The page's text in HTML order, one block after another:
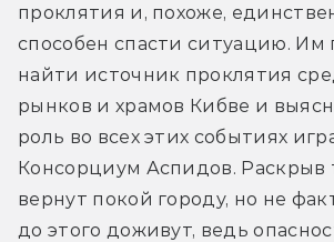
проклятия и, похоже,
способен спасти ситуацию. Им
найти источник проклятия
рынков и храмов Кибве и
роль во всех этих событиях
Консорциум Аспидов. Раскрыв
вернут покой городу, но не
до этого доживут, ведь